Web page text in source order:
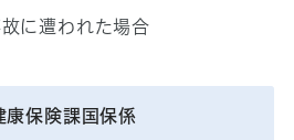
故に遭われた場合
康保険課国保係